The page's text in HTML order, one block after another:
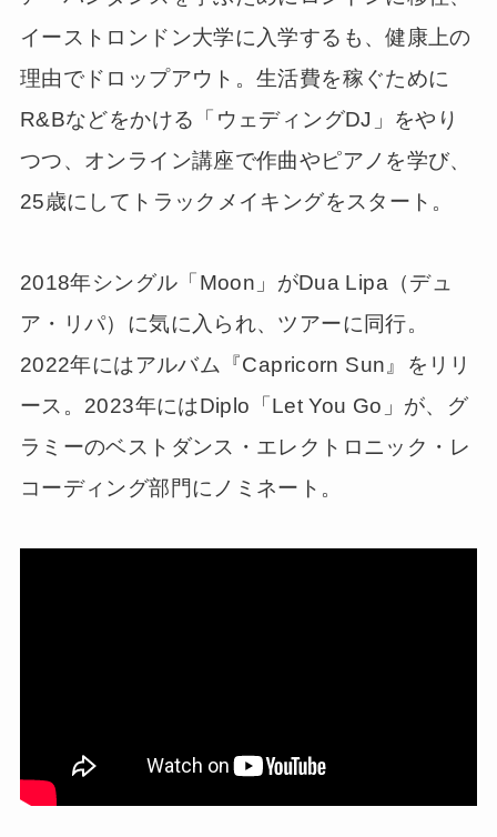
イーストロンドン大学に入学するも、健康上の
理由でドロップアウト。生活費を稼ぐために
R&Bなどをかける「ウェディングDJ」をやり
つつ、オンライン講座で作曲やピアノを学び、
25歳にしてトラックメイキングをスタート。
2018年シングル「Moon」がDua Lipa（デュ
ア・リパ）に気に入られ、ツアーに同行。
2022年にはアルバム『Capricorn Sun』をリリ
ース。2023年にはDiplo「Let You Go」が、グ
ラミーのベストダンス・エレクトロニック・レ
コーディング部門にノミネート。